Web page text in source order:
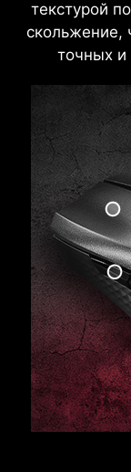
текстурой
скольжение,
точных